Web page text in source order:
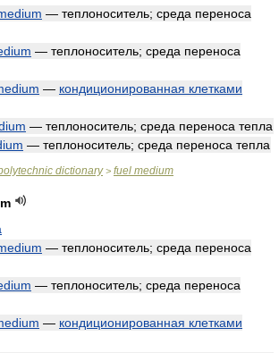
— теплоноситель; среда переноса
— теплоноситель; среда переноса
— кондиционированная клетками
— теплоноситель; среда переноса тепла
— теплоноситель; среда переноса тепла
dictionary> fuel medium
— теплоноситель; среда переноса
— теплоноситель; среда переноса
— кондиционированная клетками